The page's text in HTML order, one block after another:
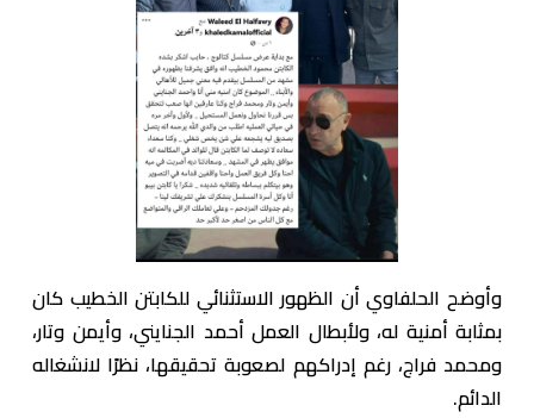
وأوضح الحلفاوي أن الظهور الاستثنائي للكابتن الخطيب كان
بمثابة أمنية له، ولأبطال العمل أحمد الجنايني، وأيمن وتار،
ومحمد فراج، رغم إدراكهم لصعوبة تحقيقها، نظرًا لانشغاله
الدائم.